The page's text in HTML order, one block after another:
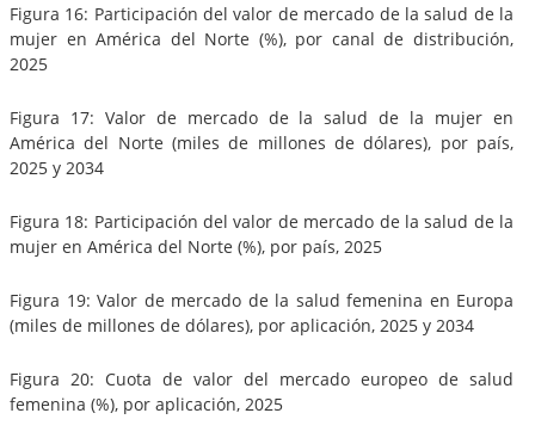
Figura 16: Participación del valor de mercado de la salud de la
mujer en América del Norte (%), por canal de distribución,
2025
Figura 17: Valor de mercado de la salud de la mujer en
América del Norte (miles de millones de dólares), por país,
2025 y 2034
Figura 18: Participación del valor de mercado de la salud de la
mujer en América del Norte (%), por país, 2025
Figura 19: Valor de mercado de la salud femenina en Europa
(miles de millones de dólares), por aplicación, 2025 y 2034
Figura 20: Cuota de valor del mercado europeo de salud
femenina (%), por aplicación, 2025